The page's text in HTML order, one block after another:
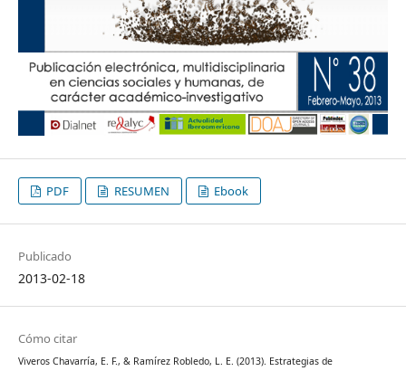
PDF RESUMEN Ebook
Publicado
2013-02-18
Cómo citar
Viveros Chavarría, E. F., & Ramírez Robledo, L. E. (2013). Estrategias de